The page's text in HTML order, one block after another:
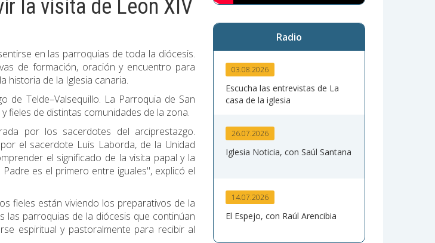
la visita de León XIV
en las parroquias de toda la diócesis.
de formación, oración y encuentro para
historia de la Iglesia canaria.
Telde–Valsequillo. La Parroquia de San
fieles de distintas comunidades de la zona.
por los sacerdotes del arciprestazgo.
el sacerdote Luis Laborda, de la Unidad
el significado de la visita papal y la
es el primero entre iguales", explicó el
fieles están viviendo los preparativos de la
las parroquias de la diócesis que continúan
espiritual y pastoralmente para recibir al
Radio
03.08.2026
Escucha las entrevistas de La
casa de la iglesia
26.07.2026
Iglesia Noticia, con Saúl Santana
14.07.2026
El Espejo, con Raúl Arencibia